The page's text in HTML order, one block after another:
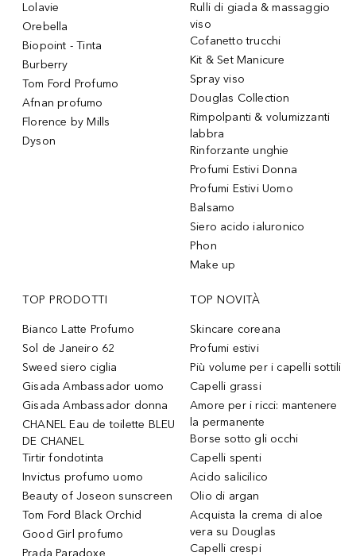
Lolavie
Orebella
Biopoint - Tinta
Burberry
Tom Ford Profumo
Afnan profumo
Florence by Mills
Dyson
Rulli di giada & massaggio
viso
Cofanetto trucchi
Kit & Set Manicure
Spray viso
Douglas Collection
Rimpolpanti & volumizzanti
labbra
Rinforzante unghie
Profumi Estivi Donna
Profumi Estivi Uomo
Balsamo
Siero acido ialuronico
Phon
Make up
TOP PRODOTTI
Bianco Latte Profumo
Sol de Janeiro 62
Sweed siero ciglia
Gisada Ambassador uomo
Gisada Ambassador donna
CHANEL Eau de toilette BLEU
DE CHANEL
Tirtir fondotinta
Invictus profumo uomo
Beauty of Joseon sunscreen
Tom Ford Black Orchid
Good Girl profumo
TOP NOVITÀ
Skincare coreana
Profumi estivi
Più volume per i capelli sottili
Capelli grassi
Amore per i ricci: mantenere
la permanente
Borse sotto gli occhi
Capelli spenti
Acido salicilico
Olio di argan
Acquista la crema di aloe
vera su Douglas
Capelli crespi